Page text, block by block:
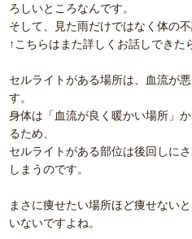
ろしいところなんです。
そして、見た雨だけではなく体の
↑こちらはまた詳しくお話しできた
セルライトがある場所は、血流が
す。
身体は「血流が良く暖かい場所」
るため、
セルライトがある部位は後回しに
しまうのです。
まさに痩せたい場所ほど痩せない
いないですよね。